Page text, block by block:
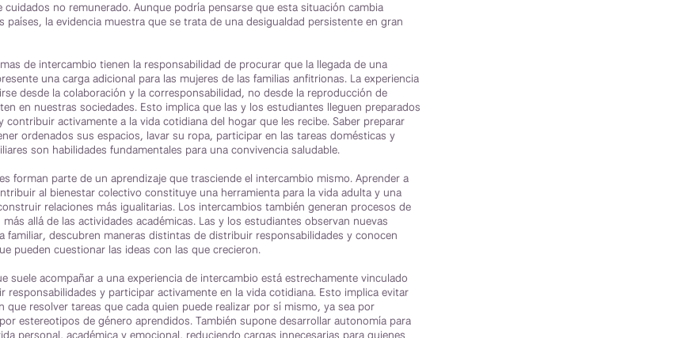
no remunerado. Aunque podría pensarse que esta situación cambia
países, la evidencia muestra que se trata de una desigualdad persistente en gran
de intercambio tienen la responsabilidad de procurar que la llegada de una
una carga adicional para las mujeres de las familias anfitrionas. La experiencia
desde la colaboración y la corresponsabilidad, no desde la reproducción de
en nuestras sociedades. Esto implica que las y los estudiantes lleguen preparados
contribuir activamente a la vida cotidiana del hogar que les recibe. Saber preparar
ordenados sus espacios, lavar su ropa, participar en las tareas domésticas y
son habilidades fundamentales para una convivencia saludable.
forman parte de un aprendizaje que trasciende el intercambio mismo. Aprender a
al bienestar colectivo constituye una herramienta para la vida adulta y una
relaciones más igualitarias. Los intercambios también generan procesos de
allá de las actividades académicas. Las y los estudiantes observan nuevas
familiar, descubren maneras distintas de distribuir responsabilidades y conocen
pueden cuestionar las ideas con las que crecieron.
suele acompañar a una experiencia de intercambio está estrechamente vinculado
responsabilidades y participar activamente en la vida cotidiana. Esto implica evitar
que resolver tareas que cada quien puede realizar por sí mismo, ya sea por
estereotipos de género aprendidos. También supone desarrollar autonomía para
personal, académica y emocional, reduciendo cargas innecesarias para quienes